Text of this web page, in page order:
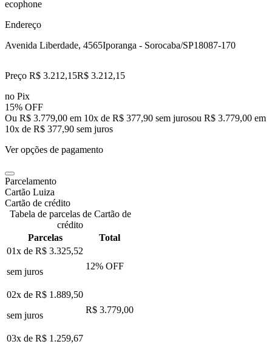
ecophone
Endereço
Avenida Liberdade, 4565Iporanga - Sorocaba/SP18087-170
Preço R$ 3.212,15R$ 3.212,15
no Pix
15% OFF
Ou R$ 3.779,00 em 10x de R$ 377,90 sem jurosou R$ 3.779,00 em
10x de R$ 377,90 sem juros
Ver opções de pagamento
Parcelamento
Cartão Luiza
Cartão de crédito
Tabela de parcelas de Cartão de
crédito
Parcelas
Total
01x de R$ 3.325,52
sem juros
12% OFF
02x de R$ 1.889,50
sem juros
R$ 3.779,00
03x de R$ 1.259,67